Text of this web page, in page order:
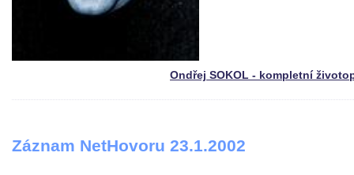
Ondřej SOKOL - kompletní
Záznam NetHovoru 23.1.2002